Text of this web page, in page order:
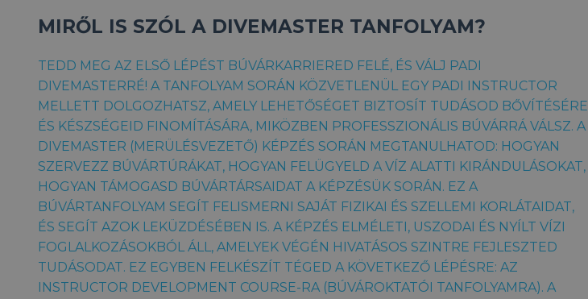
MIRŐL IS SZÓL A DIVEMASTER TANFOLYAM?
TEDD MEG AZ ELSŐ LÉPÉST BÚVÁRKARRIERED FELÉ, ÉS VÁLJ PADI
DIVEMASTERRÉ! A TANFOLYAM SORÁN KÖZVETLENÜL EGY PADI INSTRUCTOR
MELLETT DOLGOZHATSZ, AMELY LEHETŐSÉGET BIZTOSÍT TUDÁSOD BŐVÍTÉSÉRE
ÉS KÉSZSÉGEID FINOMÍTÁSÁRA, MIKÖZBEN PROFESSZIONÁLIS BÚVÁRRÁ VÁLSZ. A
DIVEMASTER (MERÜLÉSVEZETŐ) KÉPZÉS SORÁN MEGTANULHATOD: HOGYAN
SZERVEZZ BÚVÁRTÚRÁKAT, HOGYAN FELÜGYELD A VÍZ ALATTI KIRÁNDULÁSOKAT,
HOGYAN TÁMOGASD BÚVÁRTÁRSAIDAT A KÉPZÉSÜK SORÁN. EZ A
BÚVÁRTANFOLYAM SEGÍT FELISMERNI SAJÁT FIZIKAI ÉS SZELLEMI KORLÁTAIDAT,
ÉS SEGÍT AZOK LEKÜZDÉSÉBEN IS. A KÉPZÉS ELMÉLETI, USZODAI ÉS NYÍLT VÍZI
FOGLALKOZÁSOKBÓL ÁLL, AMELYEK VÉGÉN HIVATÁSOS SZINTRE FEJLESZTED
TUDÁSODAT. EZ EGYBEN FELKÉSZÍT TÉGED A KÖVETKEZŐ LÉPÉSRE: AZ
INSTRUCTOR DEVELOPMENT COURSE-RA (BÚVÁROKTATÓI TANFOLYAMRA). A